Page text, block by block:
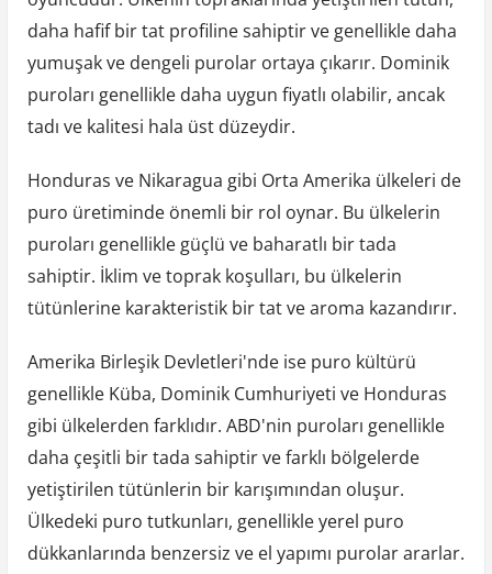
daha hafif bir tat profiline sahiptir ve genellikle daha
yumuşak ve dengeli purolar ortaya çıkarır. Dominik
puroları genellikle daha uygun fiyatlı olabilir, ancak
tadı ve kalitesi hala üst düzeydir.
Honduras ve Nikaragua gibi Orta Amerika ülkeleri de
puro üretiminde önemli bir rol oynar. Bu ülkelerin
puroları genellikle güçlü ve baharatlı bir tada
sahiptir. İklim ve toprak koşulları, bu ülkelerin
tütünlerine karakteristik bir tat ve aroma kazandırır.
Amerika Birleşik Devletleri'nde ise puro kültürü
genellikle Küba, Dominik Cumhuriyeti ve Honduras
gibi ülkelerden farklıdır. ABD'nin puroları genellikle
daha çeşitli bir tada sahiptir ve farklı bölgelerde
yetiştirilen tütünlerin bir karışımından oluşur.
Ülkedeki puro tutkunları, genellikle yerel puro
dükkanlarında benzersiz ve el yapımı purolar ararlar.